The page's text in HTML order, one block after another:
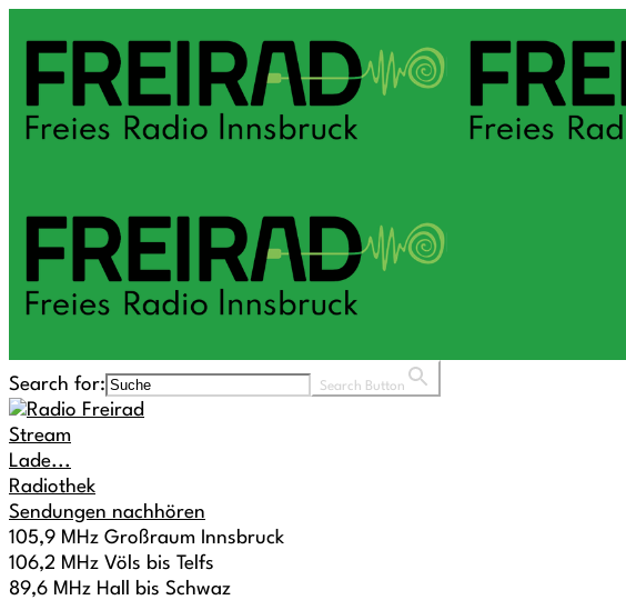
Search for: Search Button
Stream
Lade...
Radiothek
Sendungen nachhören
105,9 MHz Großraum Innsbruck
106,2 MHz Völs bis Telfs
89,6 MHz Hall bis Schwaz